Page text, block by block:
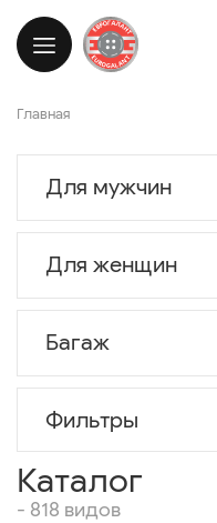
Главная
Для мужчин
Для женщин
Багаж
Фильтры
Каталог
- 818 видов